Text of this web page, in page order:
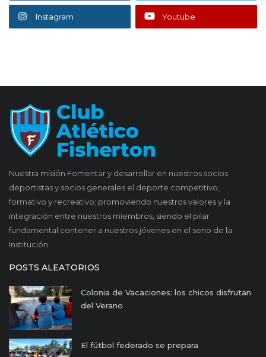
Instagram Youtube
Nuestra misión Fomentar y desarrollar en nuestros socios
deportistas y socios generales el deporte competitivo,
formativo y recreativo; promoviendo nuestros valores y la
integración entre nuestros miembros, siendo el pilar
fundamental contener a nuestros jóvenes en el seno de la
Institución.
POSTS ALEATORIOS
Colonia de Vacaciones: los chicos disfrutan
del Verano
El fútbol federado se prepara